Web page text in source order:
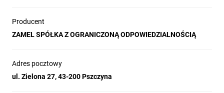
Producent
ZAMEL SPÓŁKA Z OGRANICZONĄ ODPOWIEDZIALNOŚCIĄ
Adres pocztowy
ul. Zielona 27, 43-200 Pszczyna